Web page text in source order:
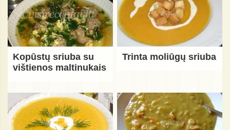
Kopūstų sriuba su
vištienos maltinukais
Trinta moliūgų sriuba